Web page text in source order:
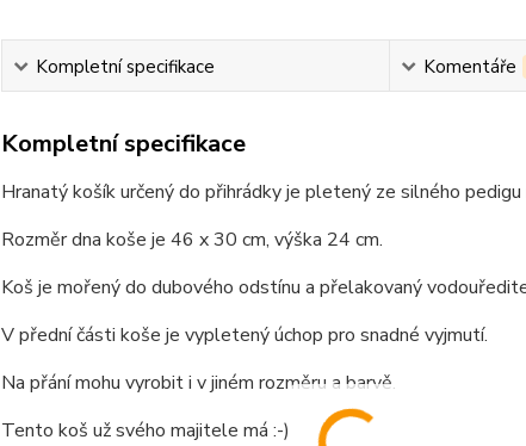
Kompletní specifikace Komentáře
Kompletní specifikace
Hranatý košík určený do přihrádky je pletený ze silného
Rozměr dna koše je 46 x 30 cm, výška 24 cm.
Koš je mořený do dubového odstínu a přelakovaný
V přední části koše je vypletený úchop pro snadné vyjmutí.
Na přání mohu vyrobit i v jiném rozměru a barvě.
Tento koš už svého majitele má :-)